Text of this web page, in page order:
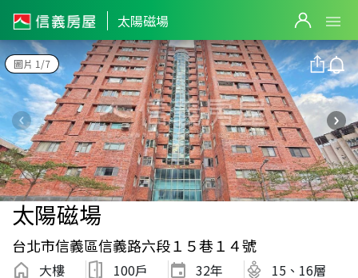
太陽磁場
圖片 1/7
太陽磁場
台北市信義區信義路六段１５巷１４號
大樓 100戶 32年 15、16層